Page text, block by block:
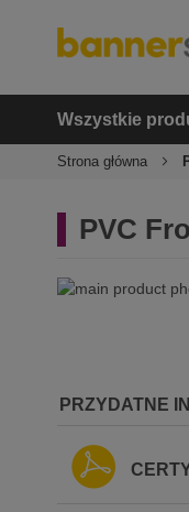
Wszystkie
Strona główna
PVC
Przejdź
galerii
PRZYDATNE